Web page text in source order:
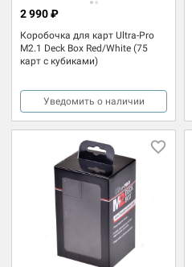
Коробочка для карт Ultra-Pro
M2.1 Deck Box Red/White (75
карт с кубиками)
2 990 ₽
Уведомить о наличии